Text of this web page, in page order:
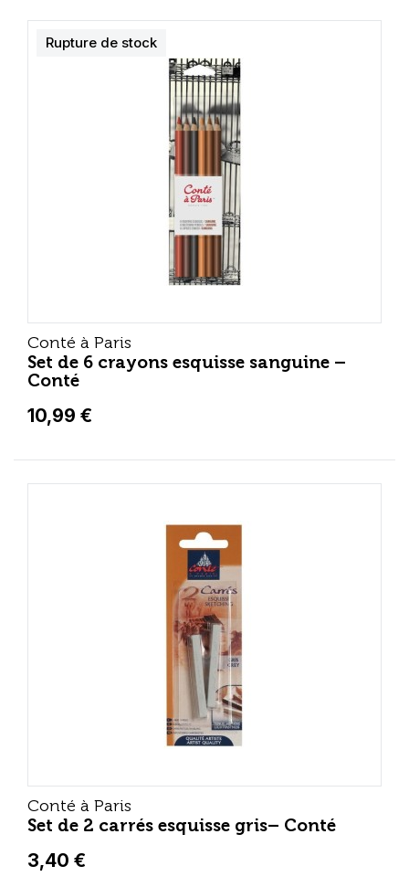
Conté à Paris
Set de 6 crayons esquisse sanguine –
Conté
10,99 €
Rupture de stock
Conté à Paris
Set de 2 carrés esquisse gris– Conté
3,40 €